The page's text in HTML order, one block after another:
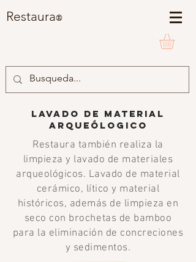
Restaura®
lAVADO DE MATERIAL
ARQUEÓLOGICO
Restaura también realiza la
limpieza y lavado de materiales
arqueológicos. Lavado de material
cerámico, lítico y material
históricos, además de limpieza en
seco con brochetas de bamboo
para la eliminación de concreciones
y sedimentos.